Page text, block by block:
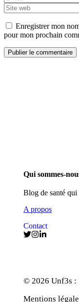
Enregistrer mon
pour mon prochain
Qui sommes-
Blog de santé qui
A propos
Contact
© 2026 Unf3s :
Mentions